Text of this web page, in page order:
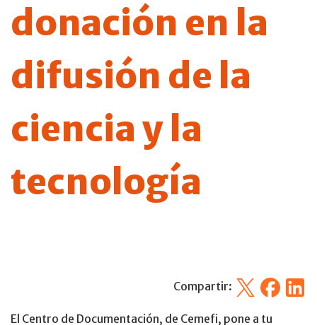
donación en la
difusión de la
ciencia y la
tecnología
Compartir: X Facebook
El Centro de Documentación, de Cemefi, pone a tu